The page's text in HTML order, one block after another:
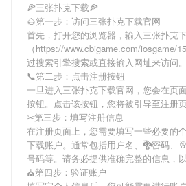
🍕三张扑克下载🍕
🌰第一步：访问三张扑克下载官网
首先，打开您的浏览器，输入三张扑克
（https://www.cbigame.com/iosgame/
过搜索引擎搜索或直接输入网址来访问。
📞第二步：点击注册按钮
一旦进入三张扑克下载官网，您会在页
按钮。点击该按钮，您将被引导至注册页
✂第三步：填写注册信息
在注册页面上，您需要填写一些必要的
下载账户。通常包括用户名、🐉密码、
号码等。请务必提供准确完整的信息，
⛪️第四步：验证账户